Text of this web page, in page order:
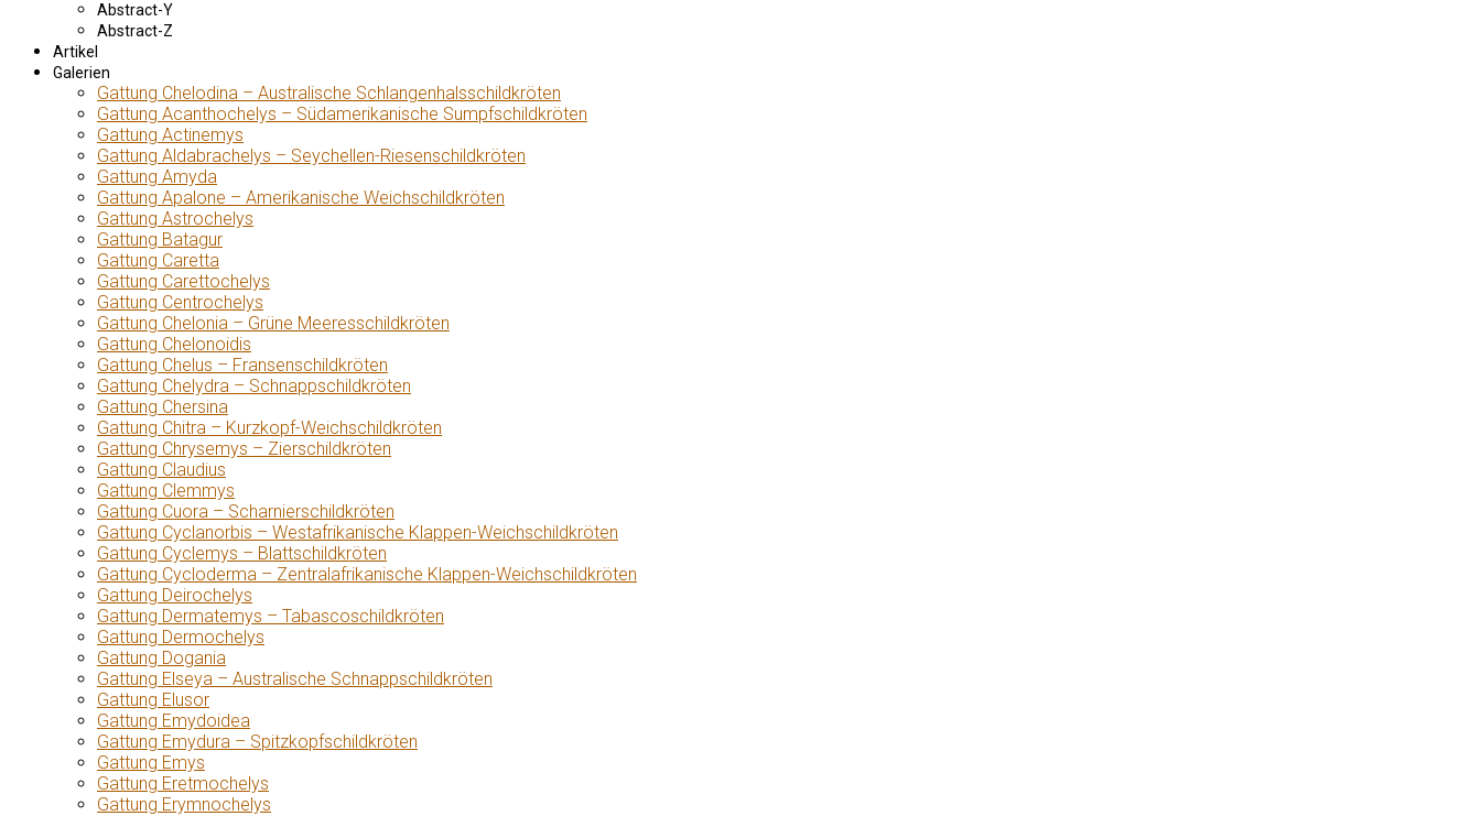
Abstract-Y
Abstract-Z
Artikel
Galerien
Gattung Chelodina – Australische Schlangenhalsschildkröten
Gattung Acanthochelys – Südamerikanische Sumpfschildkröten
Gattung Actinemys
Gattung Aldabrachelys – Seychellen-Riesenschildkröten
Gattung Amyda
Gattung Apalone – Amerikanische Weichschildkröten
Gattung Astrochelys
Gattung Batagur
Gattung Caretta
Gattung Carettochelys
Gattung Centrochelys
Gattung Chelonia – Grüne Meeresschildkröten
Gattung Chelonoidis
Gattung Chelus – Fransenschildkröten
Gattung Chelydra – Schnappschildkröten
Gattung Chersina
Gattung Chitra – Kurzkopf-Weichschildkröten
Gattung Chrysemys – Zierschildkröten
Gattung Claudius
Gattung Clemmys
Gattung Cuora – Scharnierschildkröten
Gattung Cyclanorbis – Westafrikanische Klappen-Weichschildkröten
Gattung Cyclemys – Blattschildkröten
Gattung Cycloderma – Zentralafrikanische Klappen-Weichschildkröten
Gattung Deirochelys
Gattung Dermatemys – Tabascoschildkröten
Gattung Dermochelys
Gattung Dogania
Gattung Elseya – Australische Schnappschildkröten
Gattung Elusor
Gattung Emydoidea
Gattung Emydura – Spitzkopfschildkröten
Gattung Emys
Gattung Eretmochelys
Gattung Erymnochelys